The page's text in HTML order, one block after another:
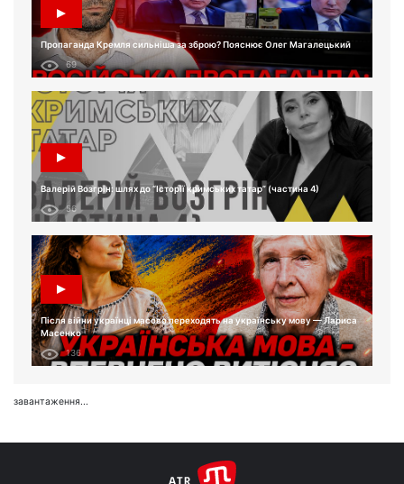
Пропаганда Кремля сильніша за зброю? Пояснює Олег Магалецький
69
Валерій Возгрін: шлях до “Історії кримських татар” (частина 4)
56
Після війни українці масово переходять на українську мову — Лариса
Масенко
136
завантаження...